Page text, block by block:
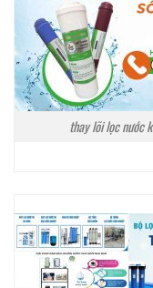
thay lõi lọc nước